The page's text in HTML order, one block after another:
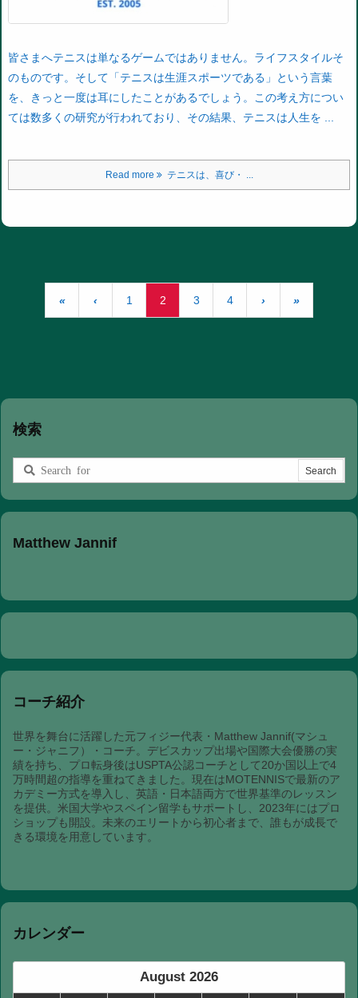
皆さまへテニスは単なるゲームではありません。ライフスタイルそ
のものです。そして「テニスは生涯スポーツである」という言葉
を、きっと一度は耳にしたことがあるでしょう。この考え方につい
ては数多くの研究が行われており、その結果、テニスは人生を ...
Read more テニスは、喜び・ ...
« ‹ 1 2 3 4 › »
検索
Matthew Jannif
コーチ紹介
世界を舞台に活躍した元フィジー代表・Matthew Jannif(マシュ
ー・ジャニフ）・コーチ。デビスカップ出場や国際大会優勝の実
績を持ち、プロ転身後はUSPTA公認コーチとして20か国以上で4
万時間超の指導を重ねてきました。現在はMOTENNISで最新のア
カデミー方式を導入し、英語・日本語両方で世界基準のレッスン
を提供。米国大学やスペイン留学もサポートし、2023年にはプロ
ショップも開設。未来のエリートから初心者まで、誰もが成長で
きる環境を用意しています。
カレンダー
August 2026